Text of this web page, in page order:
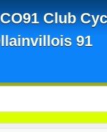
Club
91
cookies